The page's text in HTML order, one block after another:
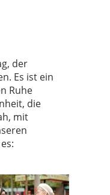
der
Es ist ein
Ruhe
die
mit